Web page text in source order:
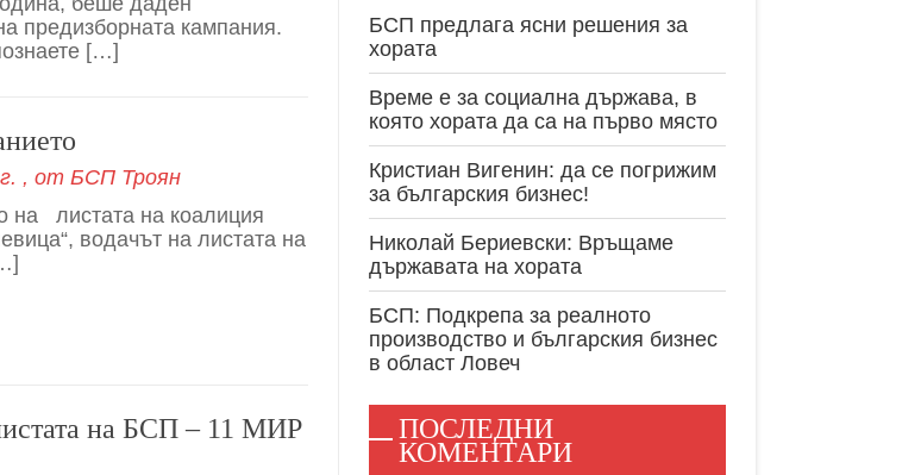
Вигенин: Дипломатически опит и експертност в
на България и Европа
предизборната кампания.
[…]
, от БСП Троян
на листата на коалиция
водачът на листата на
на БСП – 11 МИР
БСП предлага ясни решения за
хората
Време е за социална държава, в
която хората да са на първо място
Кристиан Вигенин: да се погрижим
за българския бизнес!
Николай Бериевски: Връщаме
държавата на хората
БСП: Подкрепа за реалното
производство и българския бизнес
в област Ловеч
ПОСЛЕДНИ
КОМЕНТАРИ